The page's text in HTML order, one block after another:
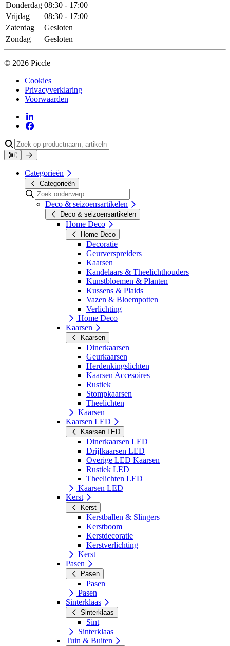
Donderdag 08:30 - 17:00
Vrijdag
08:30 - 17:00
Zaterdag
Gesloten
Zondag
Gesloten
© 2026 Piccle
Cookies
Privacyverklaring
Voorwaarden
Categorieën
Categorieën
Deco & seizoensartikelen
Deco & seizoensartikelen
Home Deco
Home Deco
Decoratie
Geurverspreiders
Kaarsen
Kandelaars & Theelichthouders
Kunstbloemen & Planten
Kussens & Plaids
Vazen & Bloempotten
Verlichting
Home Deco
Kaarsen
Kaarsen
Dinerkaarsen
Geurkaarsen
Herdenkingslichten
Kaarsen Accesoires
Rustiek
Stompkaarsen
Theelichten
Kaarsen
Kaarsen LED
Kaarsen LED
Dinerkaarsen LED
Drijfkaarsen LED
Overige LED Kaarsen
Rustiek LED
Theelichten LED
Kaarsen LED
Kerst
Kerst
Kerstballen & Slingers
Kerstboom
Kerstdecoratie
Kerstverlichting
Kerst
Pasen
Pasen
Pasen
Pasen
Sinterklaas
Sinterklaas
Sint
Sinterklaas
Tuin & Buiten